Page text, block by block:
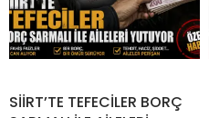
SİİRT’TE TEFECİLER BORÇ